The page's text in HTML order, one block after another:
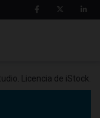
Licencia de iStock.